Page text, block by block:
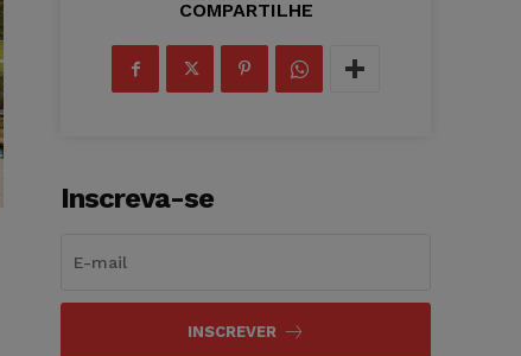
COMPARTILHE
Inscreva-se
INSCREVER